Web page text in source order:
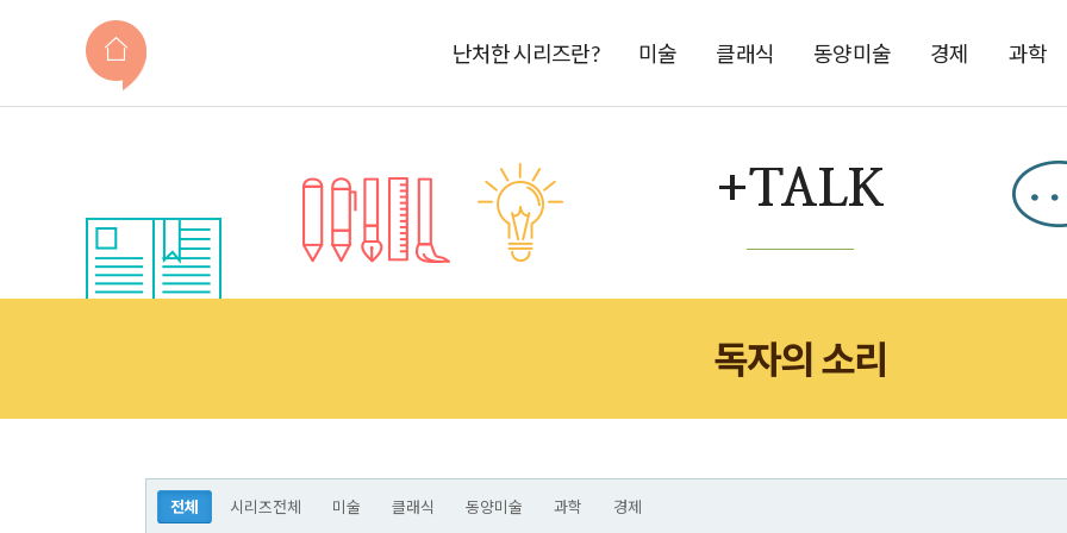
난처한 시리즈란? 미술 클래식 동양미술 경제 과학
+TALK
독자의 소리
전체 시리즈전체 미술 클래식 동양미술 과학 경제